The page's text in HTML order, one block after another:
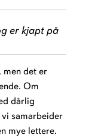
er kjapt på
men det er
Om
dårlig
samarbeider
mye lettere.